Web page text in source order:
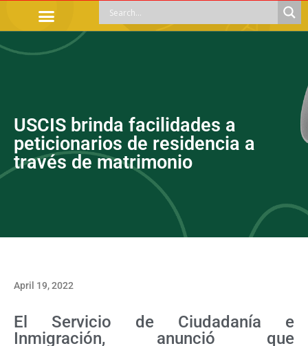
USCIS brinda facilidades a
peticionarios de residencia a
través de matrimonio
April 19, 2022
El Servicio de Ciudadanía e
Inmigración, anunció que